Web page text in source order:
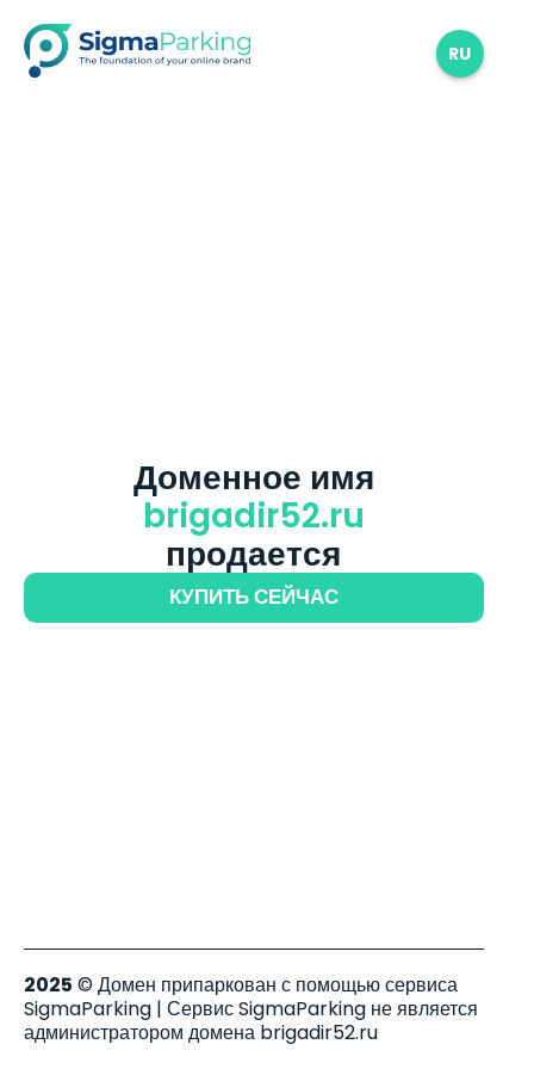
RU
Доменное имя
brigadir52.ru
продается
КУПИТЬ СЕЙЧАС
2025 © Домен припаркован с помощью сервиса
SigmaParking | Сервис SigmaParking не является
администратором домена brigadir52.ru